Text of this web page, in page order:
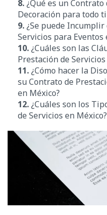
8.¿Qué es un
Decoración para todo
9.¿Se puede
Servicios para Eventos
10.¿Cuáles son las
Prestación de
11.¿Cómo hacer la
su Contrato de
en México?
12.¿Cuáles son los
de Servicios en México?